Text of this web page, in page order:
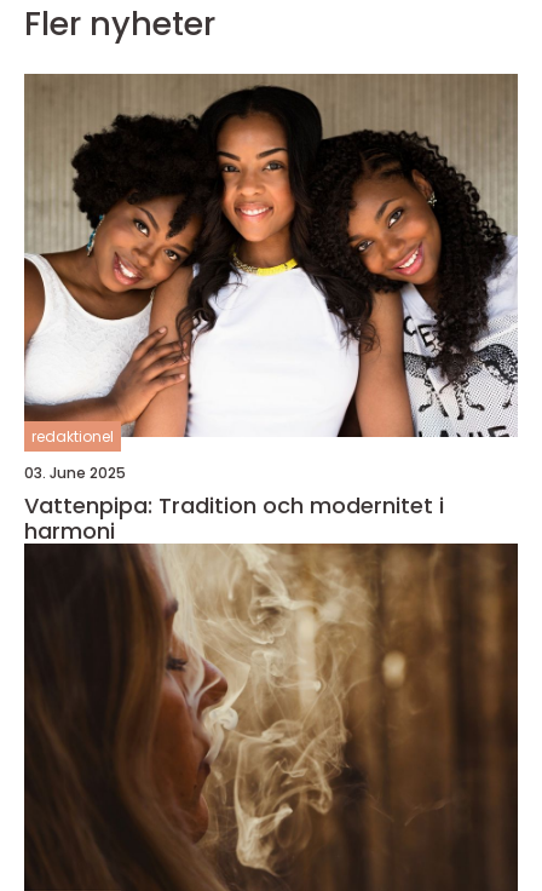
Fler nyheter
redaktionel
03. June 2025
Vattenpipa: Tradition och modernitet i
harmoni